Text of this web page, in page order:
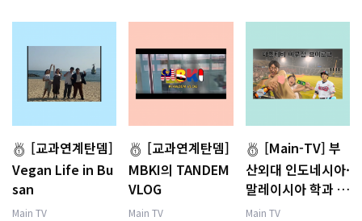
[교과연계탄뎀]
Vegan Life in Bu
san
Main TV
[교과연계탄뎀]
MBKI의 TANDEM
VLOG
Main TV
[Main-TV] 부
산외대 인도네시아·
말레이시아 학과 …
Main TV